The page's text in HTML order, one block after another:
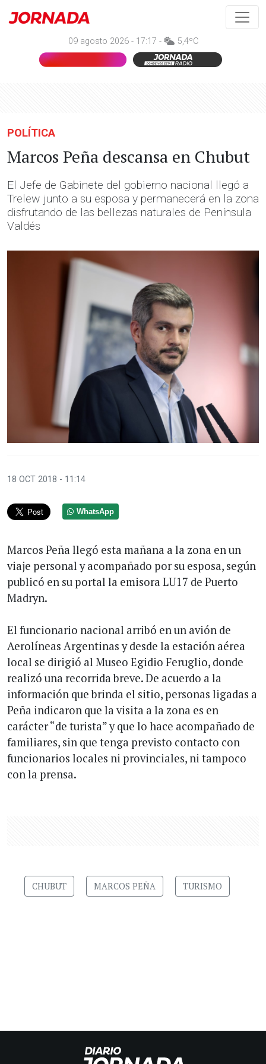
09 agosto 2026 - 17:17 - 5,4ºC
POLÍTICA
Marcos Peña descansa en Chubut
El Jefe de Gabinete del gobierno nacional llegó a
Trelew junto a su esposa y permanecerá en la zona
disfrutando de las bellezas naturales de Península
Valdés
18 OCT 2018 - 11:14
WhatsApp
Marcos Peña llegó esta mañana a la zona en un
viaje personal y acompañado por su esposa, según
publicó en su portal la emisora LU17 de Puerto
Madryn.
El funcionario nacional arribó en un avión de
Aerolíneas Argentinas y desde la estación aérea
local se dirigió al Museo Egidio Feruglio, donde
realizó una recorrida breve. De acuerdo a la
información que brinda el sitio, personas ligadas a
Peña indicaron que la visita a la zona es en
carácter “de turista” y que lo hace acompañado de
familiares, sin que tenga previsto contacto con
funcionarios locales ni provinciales, ni tampoco
con la prensa.
CHUBUT MARCOS PEÑA TURISMO